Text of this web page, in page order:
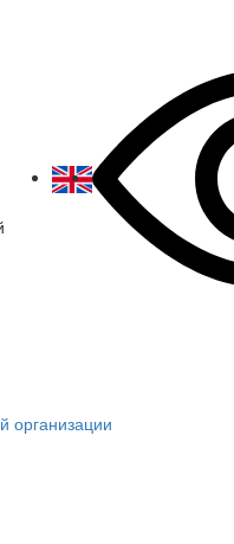
организации